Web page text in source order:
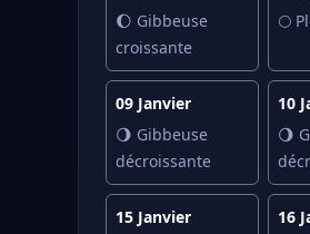
🌔 Gibbeuse
croissante
🌕
09 Janvier
🌖 Gibbeuse
décroissante
10
🌖
15 Janvier
16